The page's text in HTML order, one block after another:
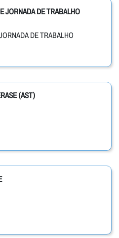
JORNADA DE TRABALHO
DE TRABALHO
(AST)